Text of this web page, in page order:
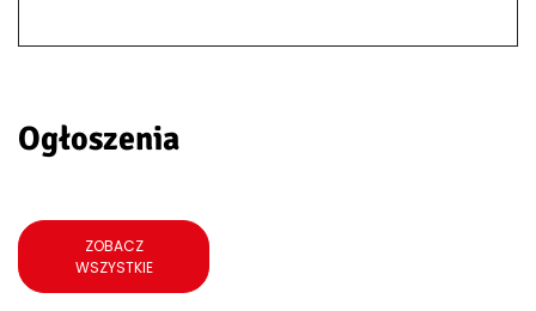
Ogłoszenia
ZOBACZ
WSZYSTKIE